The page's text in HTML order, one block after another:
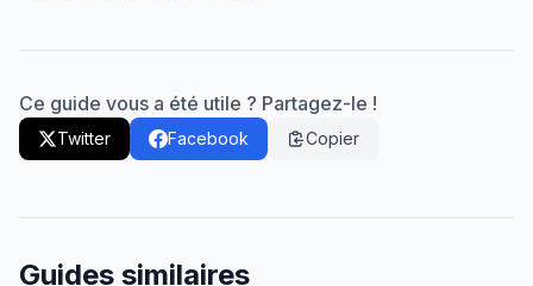
Ce guide vous a été utile ? Partagez-le !
Twitter Facebook Copier
Guides similaires